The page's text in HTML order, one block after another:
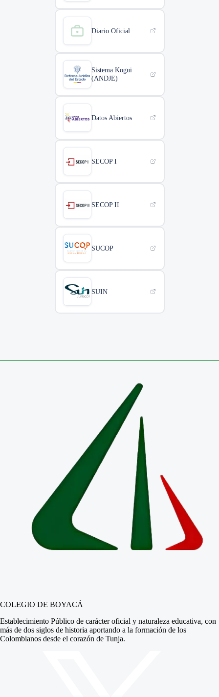
Diario Oficial
Sistema Kogui
(ANDJE)
Datos Abiertos
SECOP I
SECOP II
SUCOP
SUIN
COLEGIO DE BOYACÁ
Establecimiento Público de carácter oficial y naturaleza educativa, con
más de dos siglos de historia aportando a la formación de los
Colombianos desde el corazón de Tunja.